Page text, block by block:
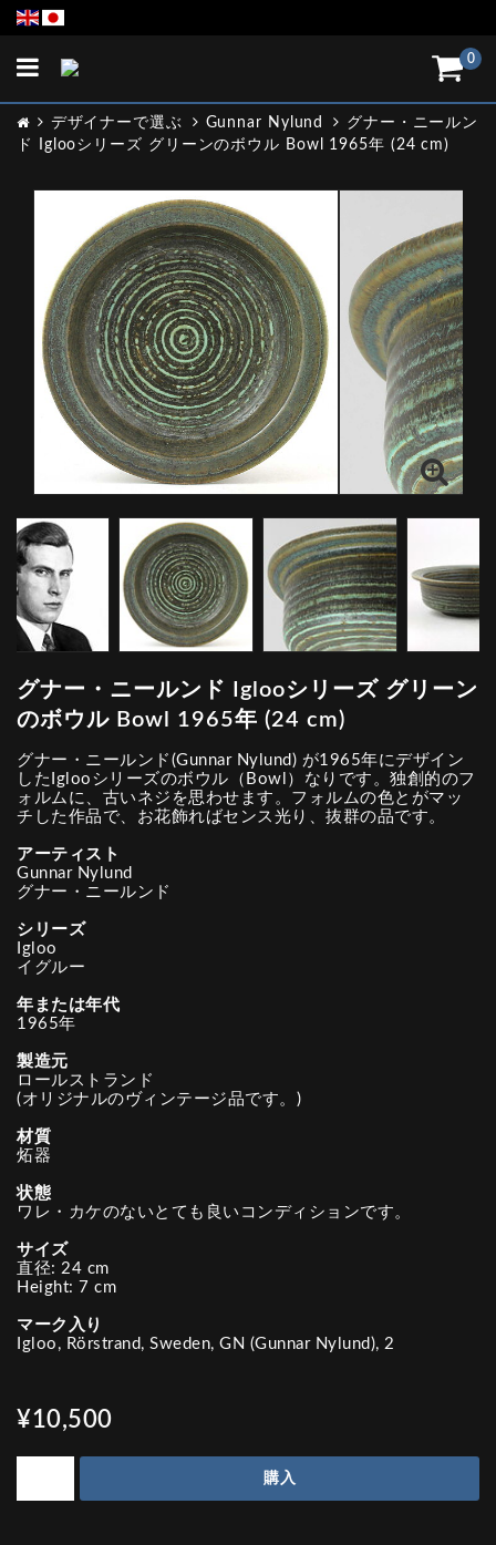
0
Toggle
デザイナーで選ぶ Gunnar Nylund
グナー・ニールン
ド Iglooシリーズ グリーンのボウル Bowl 1965年 (24 cm)
グナー・ニールンド Iglooシリーズ グリーン
のボウル Bowl 1965年 (24 cm)
グナー・ニールンド(Gunnar Nylund) が1965年にデザイン
したIglooシリーズのボウル（Bowl）なりです。独創的のフ
ォルムに、古いネジを思わせます。フォルムの色とがマッ
チした作品で、お花飾ればセンス光り、抜群の品です。
アーティスト
Gunnar Nylund
グナー・ニールンド
シリーズ
Igloo
イグルー
年または年代
1965年
製造元
ロールストランド
(オリジナルのヴィンテージ品です。)
材質
炻器
状態
ワレ・カケのないとても良いコンディションです。
サイズ
直径: 24 cm
Height: 7 cm
マーク入り
Igloo, Rörstrand, Sweden, GN (Gunnar Nylund), 2
¥10,500
購入